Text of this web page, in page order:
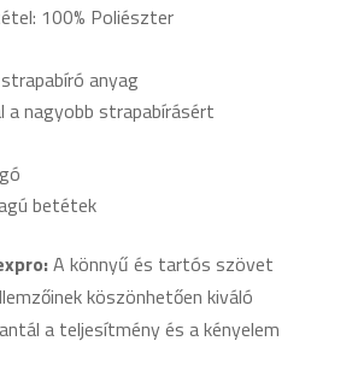
100% Poliészter
anyag
a nagyobb strapabírásért
betétek
A könnyű és tartós szövet
köszönhetően kiváló
a teljesítmény és a kényelem